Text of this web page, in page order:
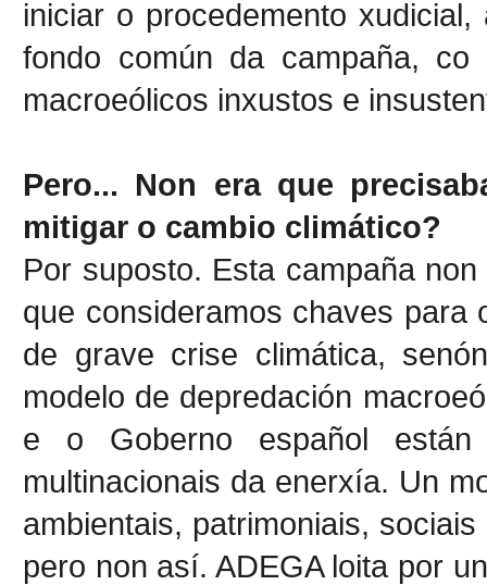
iniciar o procedemento
fondo común da campaña,
macroeólicos inxustos e
Pero... Non era que
mitigar o cambio climático?
Por suposto. Esta campaña
que consideramos chaves para
de grave crise climática,
modelo de depredación
e o Goberno español
multinacionais da enerxía. Un
ambientais, patrimoniais,
pero non así. ADEGA loita por